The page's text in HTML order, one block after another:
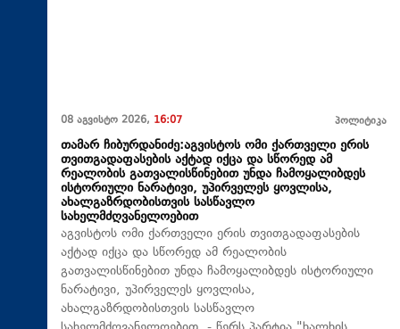
08 აგვისტო 2026, 16:07 პოლიტიკა
თამარ ჩიბურდანიძე:აგვისტოს ომი ქართველი ერის
თვითგადაფასების აქტად იქცა და სწორედ ამ
რეალობის გათვალისწინებით უნდა ჩამოყალიბდეს
ისტორიული ნარატივი, უპირველეს ყოვლისა,
ახალგაზრდობისთვის სასწავლო
სახელმძღვანელოებით
აგვისტოს ომი ქართველი ერის თვითგადაფასების
აქტად იქცა და სწორედ ამ რეალობის
გათვალისწინებით უნდა ჩამოყალიბდეს ისტორიული
ნარატივი, უპირველეს ყოვლისა,
ახალგაზრდობისთვის სასწავლო